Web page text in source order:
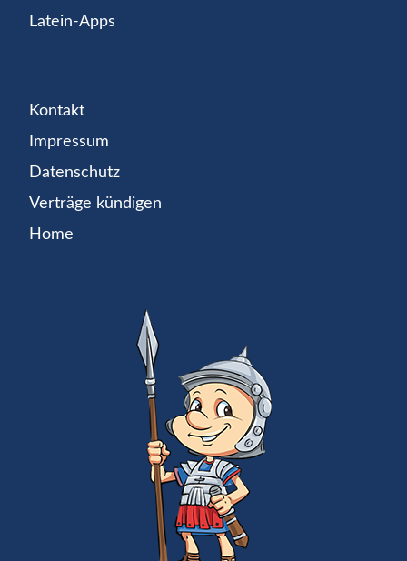
Latein-Apps
Kontakt
Impressum
Datenschutz
Verträge kündigen
Home